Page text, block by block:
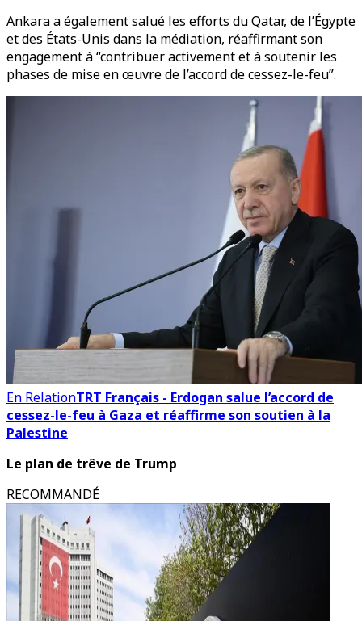
Ankara a également salué les efforts du Qatar, de l’Égypte
et des États-Unis dans la médiation, réaffirmant son
engagement à “contribuer activement et à soutenir les
phases de mise en œuvre de l’accord de cessez-le-feu”.
En RelationTRT Français - Erdogan salue l’accord de
cessez-le-feu à Gaza et réaffirme son soutien à la
Palestine
Le plan de trêve de Trump
RECOMMANDÉ